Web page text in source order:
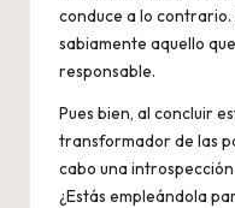
conduce a lo
sabiamente aquello
responsable.
Pues bien, al concluir
transformador de las
cabo una
¿Estás empleándola